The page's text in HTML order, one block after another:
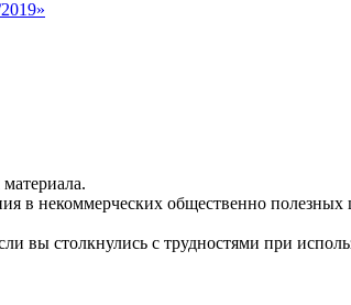
в некоммерческих общественно полезных
вы столкнулись с трудностями при